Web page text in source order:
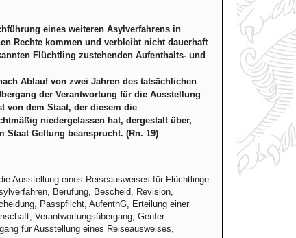
eines weiteren Asylverfahrens in
Rechte kommen und verbleibt nicht dauerhaft
Flüchtling zustehenden Aufenthalts- und
Ablauf von zwei Jahren des tatsächlichen
der Verantwortung für die Ausstellung
von dem Staat, der diesem die
niedergelassen hat, dergestalt über,
Geltung beansprucht. (Rn. 19)
Ausstellung eines Reiseausweises für Flüchtlinge
Berufung, Bescheid, Revision,
Passpflicht, AufenthG, Erteilung einer
Verantwortungsübergang, Genfer
für Ausstellung eines Reiseausweises,